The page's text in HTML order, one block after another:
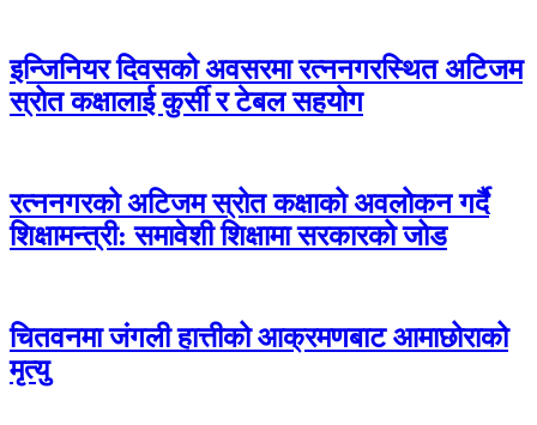
इन्जिनियर दिवसको अवसरमा रत्ननगरस्थित अटिजम
स्रोत कक्षालाई कुर्सी र टेबल सहयोग
रत्ननगरको अटिजम स्रोत कक्षाको अवलोकन गर्दै
शिक्षामन्त्री: समावेशी शिक्षामा सरकारको जोड
चितवनमा जंगली हात्तीको आक्रमणबाट आमाछोराको
मृत्यु